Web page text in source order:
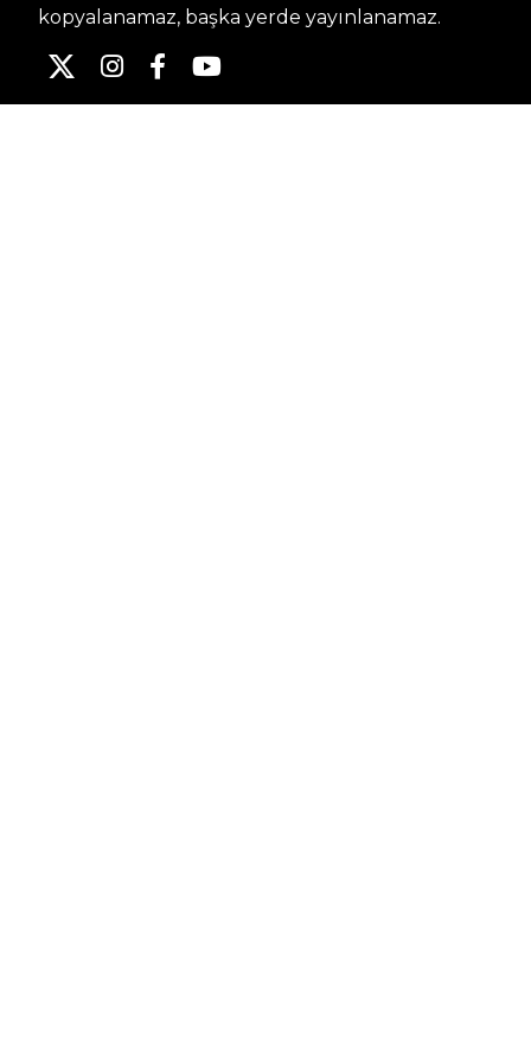
kopyalanamaz, başka yerde yayınlanamaz.